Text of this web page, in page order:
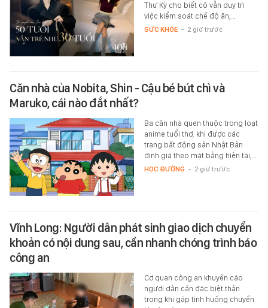
Thư Kỳ cho biết cô vẫn duy trì
việc kiểm soát chế độ ăn,…
SỨC KHỎE - 2 giờ trước
Căn nhà của Nobita, Shin - Cậu bé bút chì và
Maruko, cái nào đắt nhất?
Ba căn nhà quen thuộc trong loạt
anime tuổi thơ, khi được các
trang bất động sản Nhật Bản
định giá theo mặt bằng hiện tại,…
HỌC ĐƯỜNG - 2 giờ trước
Vĩnh Long: Người dân phát sinh giao dịch chuyển
khoản có nội dung sau, cần nhanh chóng trình báo
công an
Cơ quan công an khuyến cáo
người dân cần đặc biệt thận
trọng khi gặp tình huống chuyển